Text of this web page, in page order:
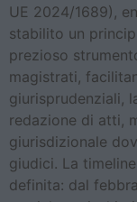
UE 2024/1689),
stabilito un
prezioso
magistrati,
giurisprudenziali,
redazione di atti,
giurisdizionale
giudici. La
definita: dal